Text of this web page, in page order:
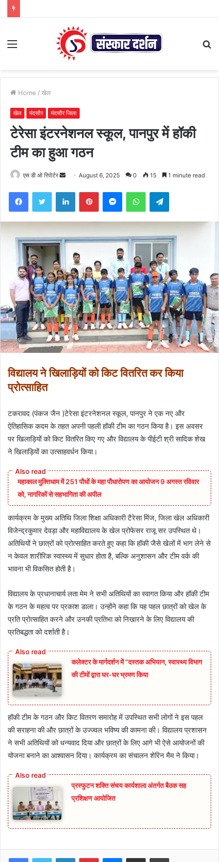
Menu
Home / खेल
खेल मंदसौर मंदसौर जिला
टेरेसा इंटरनेशनल स्कूल, पानपुर में हॉकी
टीम का हुआ गठन
एस डी ओ रिपोर्टर
Send August 6, 2025 0 15 1 minute read
FacebookTwitter LinkedInPinterestMessengerWhatsAppTelegram
विद्यालय ने खिलाड़ियों को किट वितरित कर किया
प्रोत्साहित
टकरावद (पंकज जैन )टेरेसा इंटरनेशनल स्कूल, पानपुर ने एक नए और
ऐतिहासिक कदम के तहत अपनी पहली हॉकी टीम का गठन किया है। इस अवसर
पर खिलाड़ियों को किट वितरित किए गए और विद्यालय के पीईटी श्री सादिक शेख
ने खिलाड़ियों का उत्साहवर्धन किया।
महाकाल मुक्तिधाम में 251 पौधों के महा पौधारोपण का आयोजन 9 अगस्त रविवार
को, नागरिकों से सहभागिता की अपील
कार्यक्रम के मुख्य अतिथि जिला शिक्षा अधिकारी टैरेसा मिंज, जिला खेल अधिकारी
विजेन्द्रकुमार देवड़ा और महाविद्यालय के खेल प्रोफेसर राजू सर उपस्थित थे।
अतिथियों ने छात्रों को प्रोत्साहित करते हुए कहा कि हॉकी जैसे खेलों में भाग लेने से
न केवल शारीरिक स्वास्थ्य में सुधार होता है, बल्कि अनुशासन और टीम वर्क की
भावना भी विकसित होती है।
विद्यालय के प्रधानाचार्य लता मेम ने सभी अतिथियों का स्वागत किया और हॉकी टीम
के गठन के महत्व पर प्रकाश डाला। उन्होंने कहा कि यह पहल छात्रों को खेल के
प्रति प्रोत्साहित करने और उनकी प्रतिभा को निखारने के लिए विद्यालय की
प्रतिबद्धता को दर्शाती है।
कलेक्टर के मार्गदर्शन में “दस्तक अभियान,‌ स्वास्थ्य विभाग
की टीमों द्वारा घर-घर भ्रमण किया
हॉकी टीम के गठन और किट वितरण समारोह में उपस्थित सभी लोगों ने इस पहल
की सराहना की और छात्रों के उज्ज्वल भविष्य की कामना की। विद्यालय प्रशासन
ने सभी अतिथियों को धन्यवाद दिया और छात्रों के लिए आगे भी ऐसे आयोजनों की
योजना बनाने का आश्वासन दिया। कार्यक्रम का संचालन शेरिन मैम ने किया।
प्रस्फुटन शक्ति संचय कार्यशाला अंतर्गत बैठक सह
प्रशिक्षण आयोजित
FacebookTwitter LinkedInPinterestMessenger
Share via Email Print